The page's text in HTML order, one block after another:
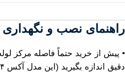
راهنمای نصب و نگهداری
• پیش از خرید حتماً فاصله مرکز
دقیق اندازه بگیرید (این مدل آکس ۲۲۴ است).